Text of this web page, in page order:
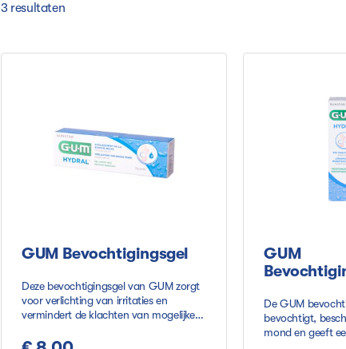
3 resultaten
GUM Bevochtigingsgel
Deze bevochtigingsgel van GUM zorgt
voor verlichting van irritaties en
vermindert de klachten van mogelijke
droge mond. De gel beschermt de
GUM
De GUM
bevochtigt,
mond en geeft